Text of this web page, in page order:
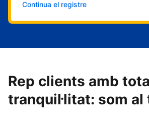
Continua el registre
Rep clients amb tota
tranquil·litat: som